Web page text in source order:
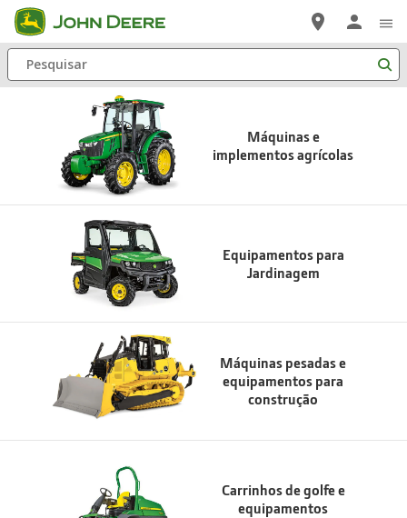
Pular
para
Conteúdo
Principal
Pesquisar
Máquinas e
implementos agrícolas
Equipamentos para
Jardinagem
Máquinas pesadas e
equipamentos para
construção
Carrinhos de golfe e
equipamentos